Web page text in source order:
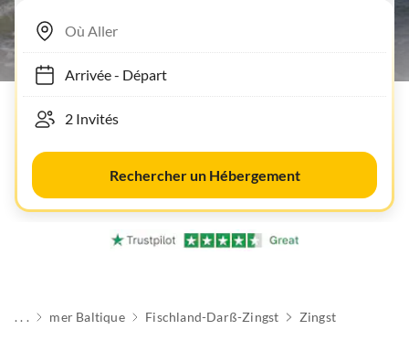
Arrivée- Départ
Rechercher un Hébergement
. . . mer Baltique Fischland-Darß-Zingst Zingst